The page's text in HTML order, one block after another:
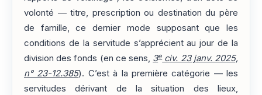
volonté — titre, prescription ou destination du père
de famille, ce dernier mode supposant que les
conditions de la servitude s’apprécient au jour de la
division des fonds (en ce sens, 3eciv. 23 janv. 2025,
n° 23-12.385). C’est à la première catégorie — les
servitudes dérivant de la situation des lieux,